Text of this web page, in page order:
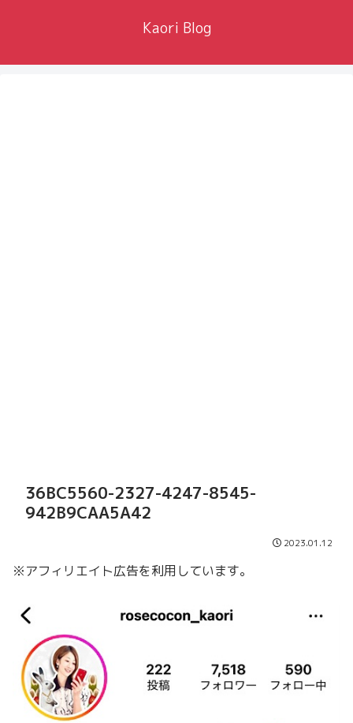
Kaori Blog
36BC5560-2327-4247-8545-
942B9CAA5A42
2023.01.12
※アフィリエイト広告を利用しています。